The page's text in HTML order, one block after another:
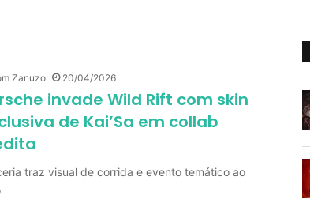
Zanuzo 20/04/2026
invade Wild Rift com skin
de Kai’Sa em collab
traz visual de corrida e evento temático ao